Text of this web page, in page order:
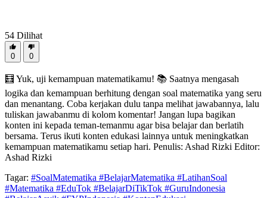
54 Dilihat
0 0
🧮 Yuk, uji kemampuan matematikamu! 📚 Saatnya mengasah
logika dan kemampuan berhitung dengan soal matematika yang seru
dan menantang. Coba kerjakan dulu tanpa melihat jawabannya, lalu
tuliskan jawabanmu di kolom komentar! Jangan lupa bagikan
konten ini kepada teman-temanmu agar bisa belajar dan berlatih
bersama. Terus ikuti konten edukasi lainnya untuk meningkatkan
kemampuan matematikamu setiap hari. Penulis: Ashad Rizki Editor:
Ashad Rizki
Tagar: #SoalMatematika #BelajarMatematika #LatihanSoal
#Matematika #EduTok #BelajarDiTikTok #GuruIndonesia